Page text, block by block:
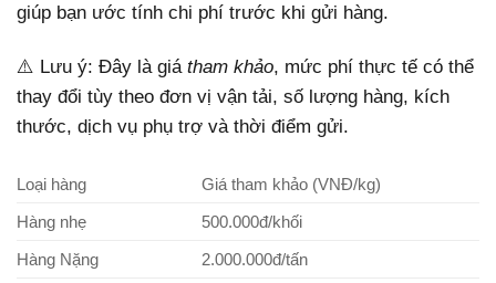
giúp bạn ước tính chi phí trước khi gửi hàng.
⚠️ Lưu ý: Đây là giá tham khảo, mức phí thực tế có thể
thay đổi tùy theo đơn vị vận tải, số lượng hàng, kích
thước, dịch vụ phụ trợ và thời điểm gửi.
Loại hàng
Giá tham khảo (VNĐ/kg)
Hàng nhẹ
500.000đ/khối
Hàng Nặng
2.000.000đ/tấn